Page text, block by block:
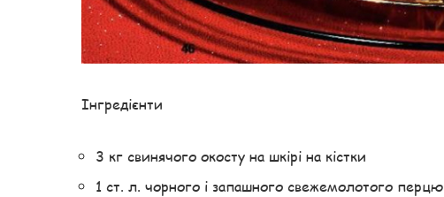
Інгредієнти
3 кг свинячого окосту на шкірі на кістки
1 ст. л. чорного і запашного свежемолотого перцю